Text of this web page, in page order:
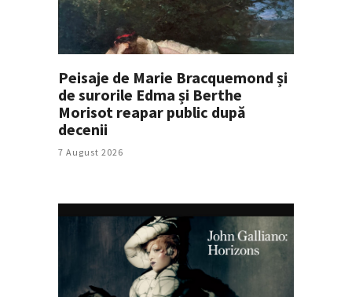
Peisaje de Marie Bracquemond și
de surorile Edma și Berthe
Morisot reapar public după
decenii
7 August 2026